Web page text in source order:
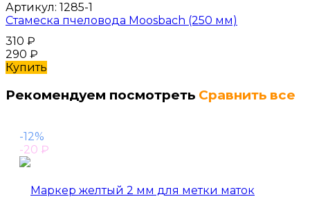
Артикул: 1285-1
Стамеска пчеловода Moosbach (250 мм)
310 ₽
290 ₽
Купить
Рекомендуем посмотреть Сравнить все
-12%
-20 ₽